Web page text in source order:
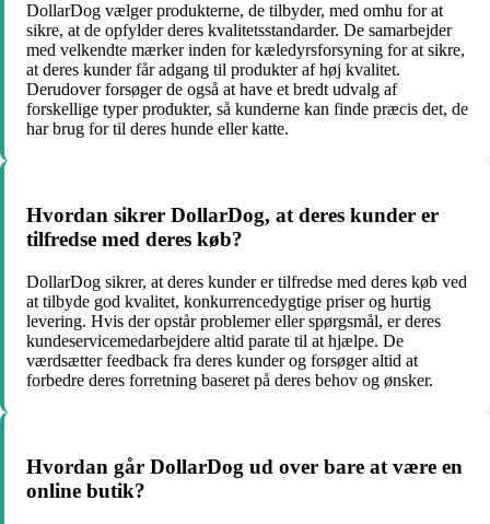
DollarDog vælger produkterne, de tilbyder, med omhu for at
sikre, at de opfylder deres kvalitetsstandarder. De samarbejder
med velkendte mærker inden for kæledyrsforsyning for at sikre,
at deres kunder får adgang til produkter af høj kvalitet.
Derudover forsøger de også at have et bredt udvalg af
forskellige typer produkter, så kunderne kan finde præcis det, de
har brug for til deres hunde eller katte.
Hvordan sikrer DollarDog, at deres kunder er
tilfredse med deres køb?
DollarDog sikrer, at deres kunder er tilfredse med deres køb ved
at tilbyde god kvalitet, konkurrencedygtige priser og hurtig
levering. Hvis der opstår problemer eller spørgsmål, er deres
kundeservicemedarbejdere altid parate til at hjælpe. De
værdsætter feedback fra deres kunder og forsøger altid at
forbedre deres forretning baseret på deres behov og ønsker.
Hvordan går DollarDog ud over bare at være en
online butik?